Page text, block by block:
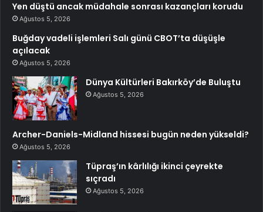
Yen düştü ancak müdahale sonrası kazançları korudu
Ağustos 5, 2026
Buğday vadeli işlemleri Salı günü CBOT’ta düşüşle
açılacak
Ağustos 5, 2026
Dünya Kültürleri Bakırköy’de Buluştu
Ağustos 5, 2026
Archer-Daniels-Midland hissesi bugün neden yükseldi?
Ağustos 5, 2026
Tüpraş’ın kârlılığı ikinci çeyrekte
sıçradı
Ağustos 5, 2026